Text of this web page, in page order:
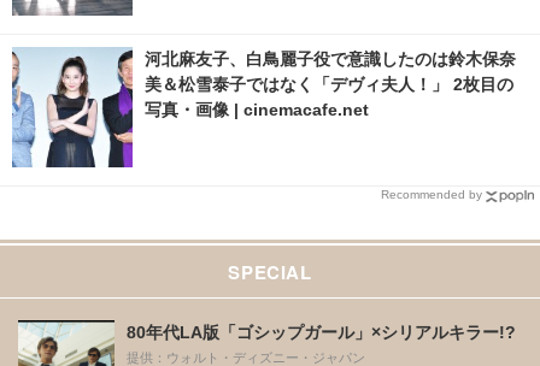
河北麻友子、白鳥麗子役で意識したのは鈴木保奈
美＆松雪泰子ではなく「デヴィ夫人！」 2枚目の
写真・画像 | cinemacafe.net
Recommended by
SPECIAL
80年代LA版「ゴシップガール」×シリアルキラー!?
提供：ウォルト・ディズニー・ジャパン